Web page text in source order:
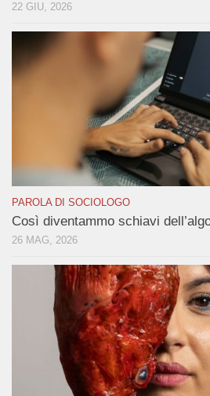
22 GIU, 2026
PAROLA DI SOCIOLOGO
Così diventammo schiavi
26 MAG, 2026